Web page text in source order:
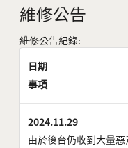
維修公告
維修公告紀錄:
日期
事項
2024.11.29
由於後台仍收到大量